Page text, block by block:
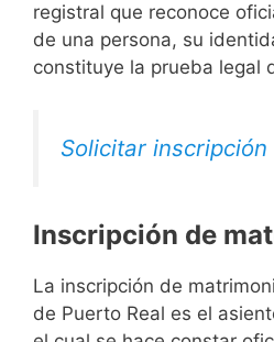
registral que reconoce
de una persona, su
constituye la prueba legal
Solicitar
Inscripción de
La inscripción de
de Puerto Real es el